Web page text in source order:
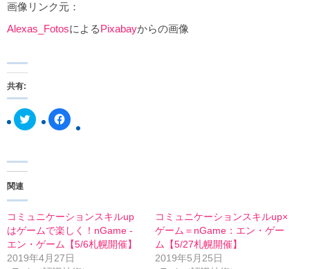
画像リンク元：
Alexas_FotosによるPixabayからの画像
共有:
ク
リ
e
r
で
共
有
(
F
a
す
る
に
は
ク
リ
関連
コミュニケーションスキルup
はゲームで楽しく！nGame -
エン・ゲーム【5/6札幌開催】
2019年4月27日
コミュニケーションスキルup×
ゲーム＝nGame：エン・ゲー
ム【5/27札幌開催】
2019年5月25日